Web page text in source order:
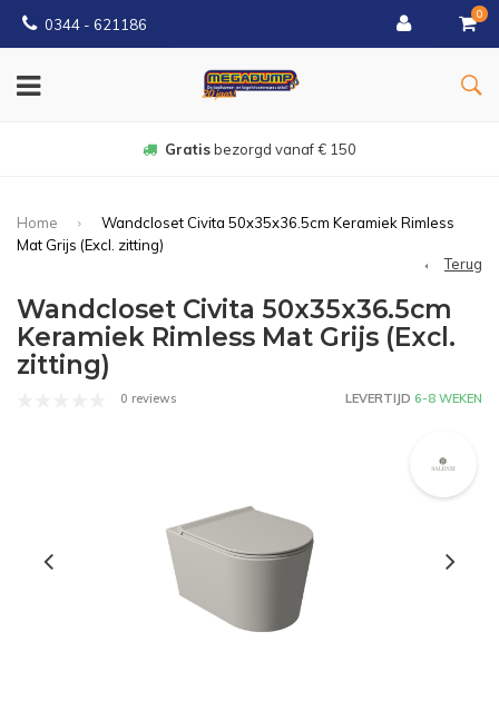
0344 - 621186
0
Gratisbezorgd vanaf € 150
Home
Wandcloset Civita 50x35x36.5cm Keramiek Rimless
Mat Grijs (Excl. zitting)
Terug
Wandcloset Civita 50x35x36.5cm
Keramiek Rimless Mat Grijs (Excl.
zitting)
0 reviews LEVERTIJD 6-8 WEKEN